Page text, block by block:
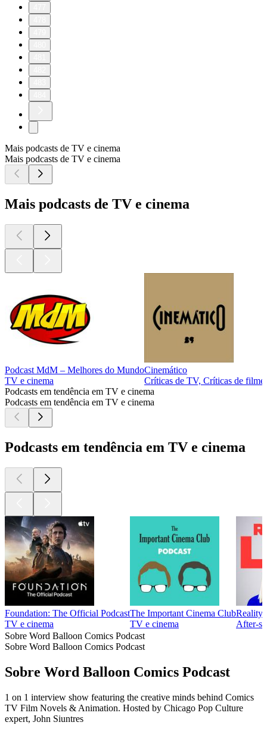
Mais podcasts de TV e cinema
Mais podcasts de TV e cinema
Mais podcasts de TV e cinema
Podcast MdM – Melhores do Mundo
TV e cinema
Cinemático
Críticas de TV, Críticas de
Podcasts em tendência em TV e cinema
Podcasts em tendência em TV e cinema
Podcasts em tendência em TV e cinema
Foundation: The Official Podcast
TV e cinema
The Important Cinema Club
TV e cinema
Reality
Sobre Word Balloon Comics Podcast
Sobre Word Balloon Comics Podcast
Sobre Word Balloon Comics Podcast
1 on 1 interview show featuring the creative minds behind Comics
TV Film Novels & Animation. Hosted by Chicago Pop Culture
expert, John Siuntres